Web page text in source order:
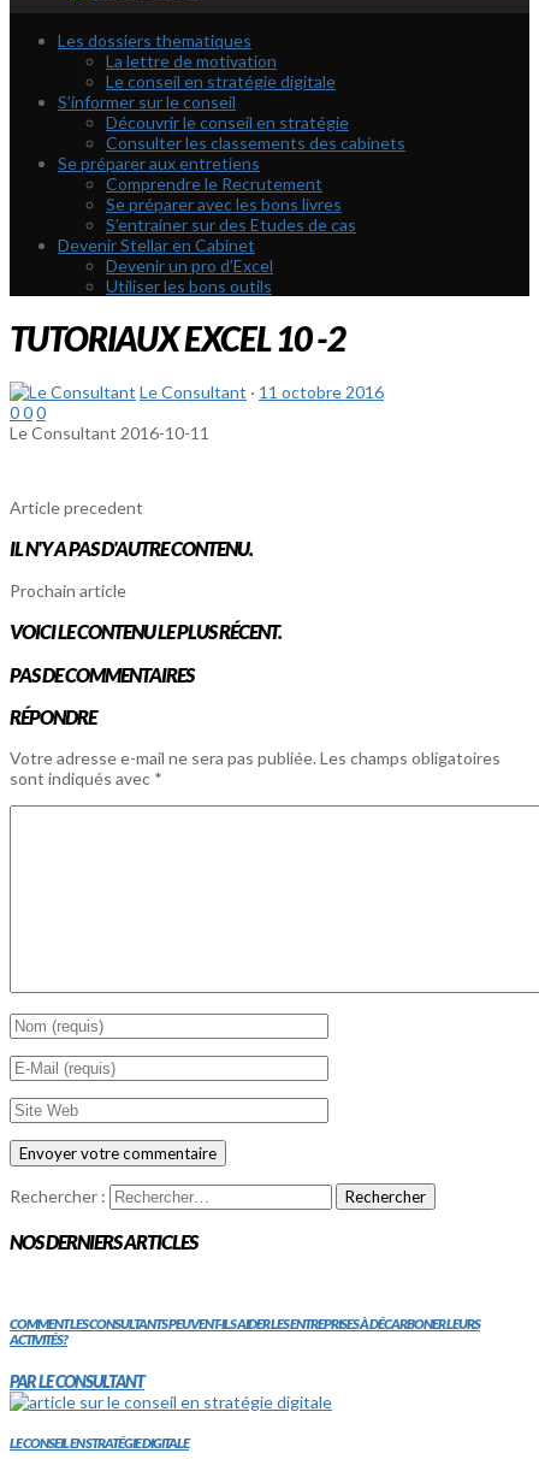
Les dossiers thematiques
La lettre de motivation
Le conseil en stratégie digitale
S’informer sur le conseil
Découvrir le conseil en stratégie
Consulter les classements des cabinets
Se préparer aux entretiens
Comprendre le Recrutement
Se préparer avec les bons livres
S’entrainer sur des Etudes de cas
Devenir Stellar en Cabinet
Devenir un pro d’Excel
Utiliser les bons outils
TUTORIAUX EXCEL 10 -2
Le Consultant · 11 octobre 2016
000
Le Consultant 2016-10-11
Article precedent
IL N'Y A PAS D'AUTRE CONTENU.
Prochain article
VOICI LE CONTENU LE PLUS RÉCENT.
PAS DE COMMENTAIRES
RÉPONDRE
Votre adresse e-mail ne sera pas publiée. Les champs obligatoires
sont indiqués avec *
Rechercher :
NOS DERNIERS ARTICLES
COMMENT LES CONSULTANTS PEUVENT-ILS AIDER LES ENTREPRISES À DÉCARBONER LEURS
ACTIVITÉS?
PAR LE CONSULTANT
LE CONSEIL EN STRATÉGIE DIGITALE